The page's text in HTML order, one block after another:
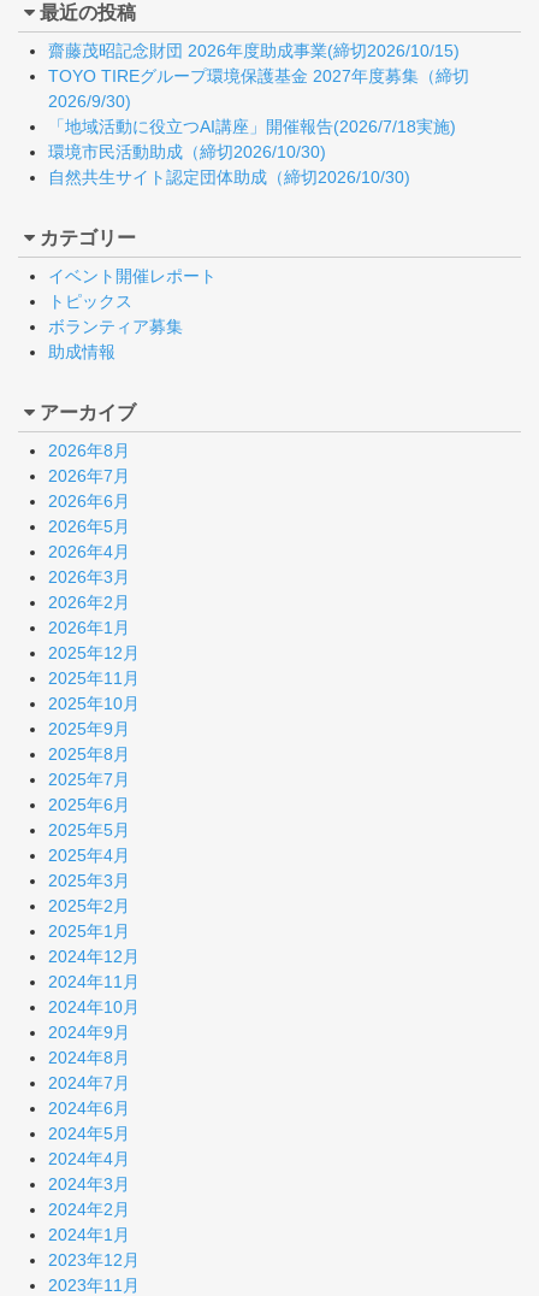
最近の投稿
齋藤茂昭記念財団 2026年度助成事業(締切2026/10/15)
TOYO TIREグループ環境保護基金 2027年度募集（締切
2026/9/30)
「地域活動に役立つAI講座」開催報告(2026/7/18実施)
環境市民活動助成（締切2026/10/30)
自然共生サイト認定団体助成（締切2026/10/30)
カテゴリー
イベント開催レポート
トピックス
ボランティア募集
助成情報
アーカイブ
2026年8月
2026年7月
2026年6月
2026年5月
2026年4月
2026年3月
2026年2月
2026年1月
2025年12月
2025年11月
2025年10月
2025年9月
2025年8月
2025年7月
2025年6月
2025年5月
2025年4月
2025年3月
2025年2月
2025年1月
2024年12月
2024年11月
2024年10月
2024年9月
2024年8月
2024年7月
2024年6月
2024年5月
2024年4月
2024年3月
2024年2月
2024年1月
2023年12月
2023年11月